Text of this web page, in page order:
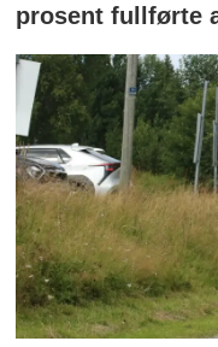
prosent fullførte